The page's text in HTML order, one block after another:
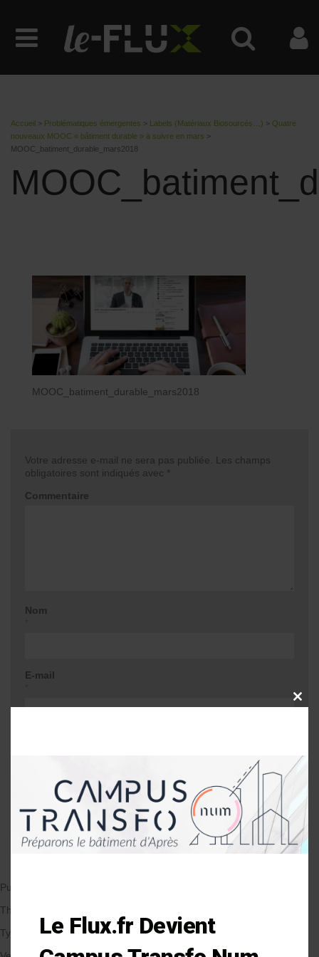
Accueil > Problématiques émergentes > Labels (Matériaux Biosourcés…) > Quatre
nouveaux MOOC « bâtiment durable » à suivre en mars >
MOOC_batiment_durable_mars2018
MOOC_batiment_durable_mars2018
Votre adresse e-mail ne sera pas publiée.
Les champs
obligatoires sont indiqués avec *
Commentaire
Nom
E-mail
Me prévenir lors d'une réponse à mon
commentaire
Publié le 05/03/2018
Thématique
Types de Bâtiment
CLOSE
Le Flux.fr Devient